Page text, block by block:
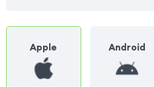
Apple Android